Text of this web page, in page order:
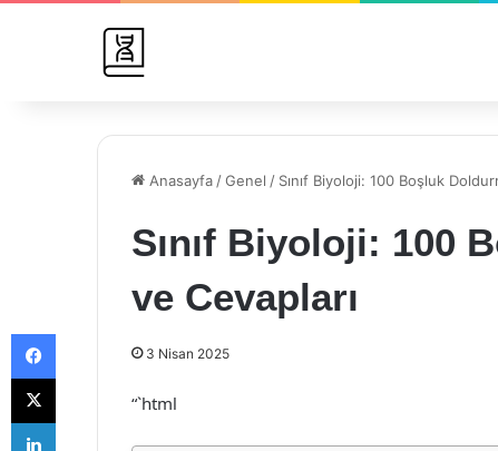
Anasayfa /Genel / Sınıf Biyoloji: 100 Boşluk
Sınıf Biyoloji: 100
ve Cevapları
3 Nisan 2025
“`html
Facebook
X
LinkedIn